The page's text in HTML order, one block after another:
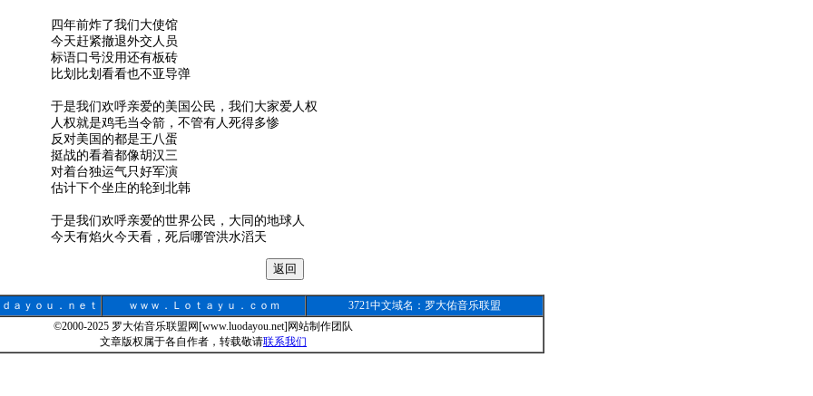
四年前炸了我们大使馆
今天赶紧撤退外交人员
标语口号没用还有板砖
比划比划看看也不亚导弹
于是我们欢呼亲爱的美国公民，我们大家爱人权
人权就是鸡毛当令箭，不管有人死得多惨
反对美国的都是王八蛋
挺战的看着都像胡汉三
对着台独运气只好军演
估计下个坐庄的轮到北韩
于是我们欢呼亲爱的世界公民，大同的地球人
今天有焰火今天看，死后哪管洪水滔天